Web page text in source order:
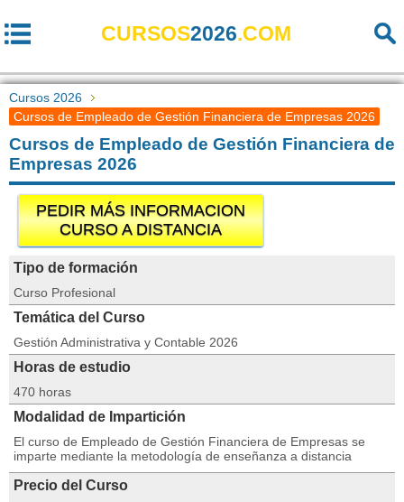
CURSOS2026.COM
Cursos 2026
Cursos de Empleado de Gestión Financiera de Empresas 2026
Cursos de Empleado de Gestión Financiera de
Empresas 2026
PEDIR MÁS INFORMACION
CURSO A DISTANCIA
Tipo de formación
Curso Profesional
Temática del Curso
Gestión Administrativa y Contable 2026
Horas de estudio
470 horas
Modalidad de Impartición
El curso de Empleado de Gestión Financiera de Empresas se
imparte mediante la metodología de enseñanza a distancia
Precio del Curso